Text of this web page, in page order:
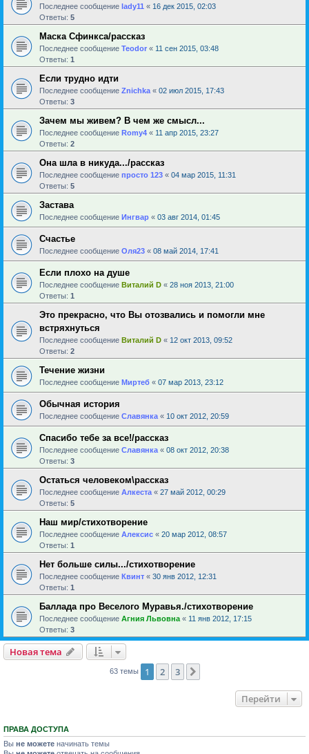
Последнее сообщение lady11 « 16 дек 2015, 02:03
Ответы: 5
Маска Сфинкса/рассказ
Последнее сообщение Teodor « 11 сен 2015, 03:48
Ответы: 1
Если трудно идти
Последнее сообщение Znichka « 02 июл 2015, 17:43
Ответы: 3
Зачем мы живем? В чем же смысл...
Последнее сообщение Romy4 « 11 апр 2015, 23:27
Ответы: 2
Она шла в никуда.../рассказ
Последнее сообщение просто 123 « 04 мар 2015, 11:31
Ответы: 5
Застава
Последнее сообщение Ингвар « 03 авг 2014, 01:45
Счастье
Последнее сообщение Оля23 « 08 май 2014, 17:41
Если плохо на душе
Последнее сообщение Виталий D « 28 ноя 2013, 21:00
Ответы: 1
Это прекрасно, что Вы отозвались и помогли мне
встряхнуться
Последнее сообщение Виталий D « 12 окт 2013, 09:52
Ответы: 2
Течение жизни
Последнее сообщение Миртеб « 07 мар 2013, 23:12
Обычная история
Последнее сообщение Славянка « 10 окт 2012, 20:59
Спасибо тебе за все!/рассказ
Последнее сообщение Славянка « 08 окт 2012, 20:38
Ответы: 3
Остаться человеком\рассказ
Последнее сообщение Алкеста « 27 май 2012, 00:29
Ответы: 5
Наш мир/стихотворение
Последнее сообщение Алексис « 20 мар 2012, 08:57
Ответы: 1
Нет больше силы.../стихотворение
Последнее сообщение Квинт « 30 янв 2012, 12:31
Ответы: 1
Баллада про Веселого Муравья./стихотворение
Последнее сообщение Агния Львовна « 11 янв 2012, 17:15
Ответы: 3
Новая тема
63 темы 1 2 3
Перейти
ПРАВА ДОСТУПА
Вы не можете начинать темы